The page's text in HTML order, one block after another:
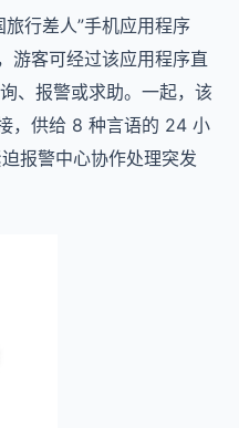
行差人”手机应用程序
游客可经过该应用程序直
、报警或求助。一起，该
，供给 8 种言语的 24 小
报警中心协作处理突发